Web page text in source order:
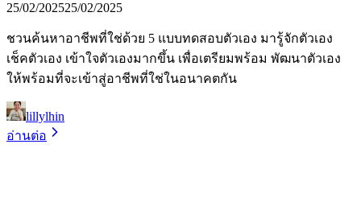
25/02/202525/02/2025
ชวนค้นหาอาชีพที่ใช่ด้วย 5 แบบทดสอบตัวเอง มารู้จักตัวเอง
เช็คตัวเอง เข้าใจตัวเองมากขึ้น เพื่อเตรียมพร้อม พัฒนาตัวเอง
ให้พร้อมที่จะเข้าสู่อาชีพที่ใช่ในอนาคตกัน
lillylhin
อ่านต่อ